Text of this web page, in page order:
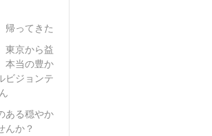
帰ってきた
東京から益
本当の豊か
ビジョンテ
ある穏やか
んか？